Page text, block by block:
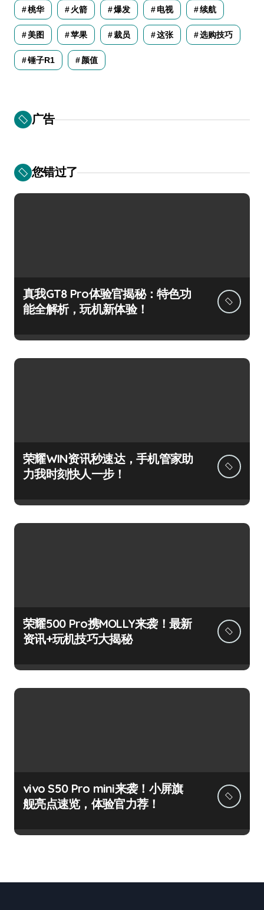
桃华 火箭 爆发 电视 续航
美图 苹果 裁员 这张 选购技巧
锤子R1 颜值
广告
您错过了
真我GT8 Pro体验官揭秘：特色功
能全解析，玩机新体验！
荣耀WIN资讯秒速达，手机管家助
力我时刻快人一步！
荣耀500 Pro携MOLLY来袭！最新
资讯+玩机技巧大揭秘
vivo S50 Pro mini来袭！小屏旗
舰亮点速览，体验官力荐！